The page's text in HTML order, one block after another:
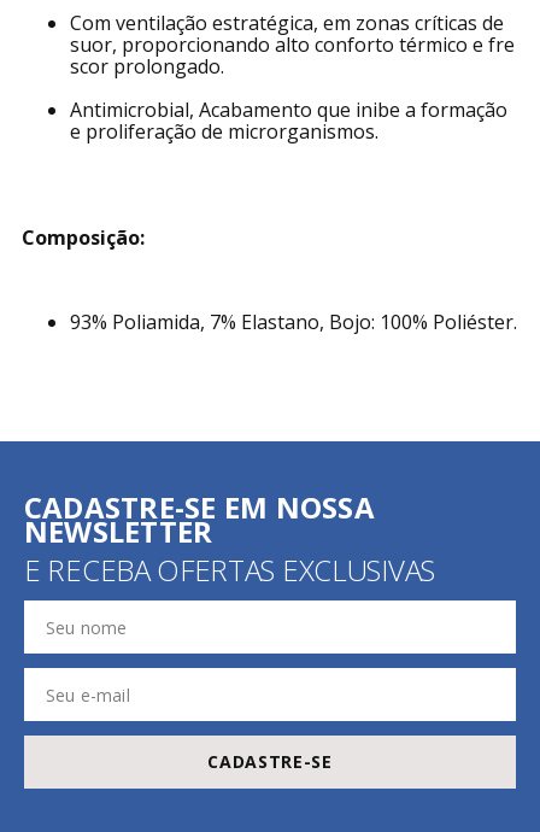
Com ventilação estratégica, em zonas críticas de
suor, proporcionando alto conforto térmico e fre
scor prolongado.
Antimicrobial, Acabamento que inibe a formação
e proliferação de microrganismos.
Composição:
93% Poliamida, 7% Elastano, Bojo: 100% Poliéster.
CADASTRE-SE EM NOSSA
NEWSLETTER
E RECEBA OFERTAS EXCLUSIVAS
CADASTRE-SE